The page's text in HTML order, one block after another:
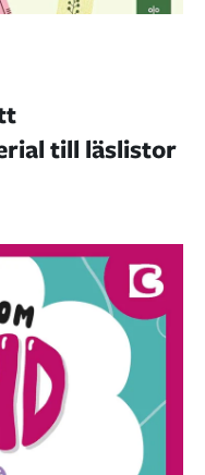
till läslistor